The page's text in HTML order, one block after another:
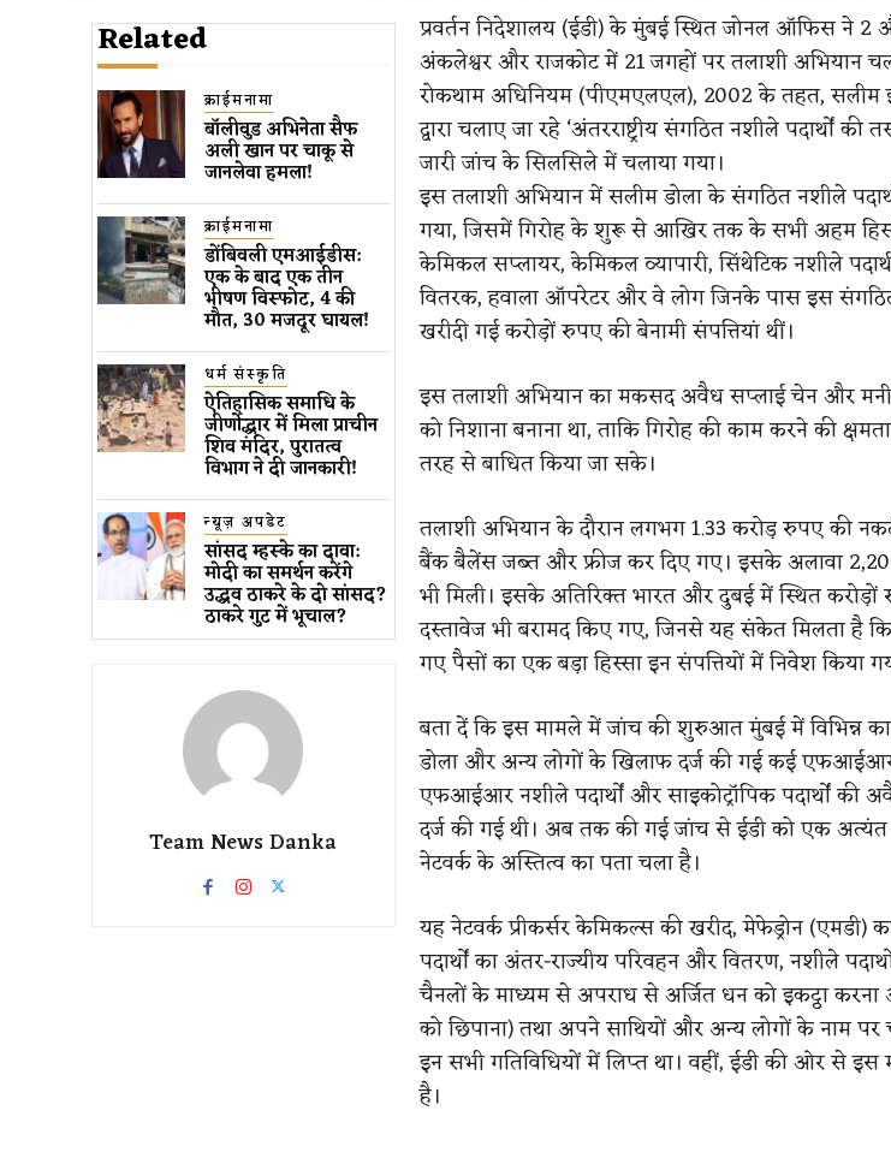
Related
क्राईमनामा
बॉलीवुड​ अभिनेता सैफ
अली खान पर चाकू से ​
जानलेवा हमला​!
क्राईमनामा
डोंबिवली एमआईडीस:
एक के बाद एक तीन
भीषण विस्फोट, 4 की
मौत, 30 मजदूर घायल!
धर्म संस्कृति
ऐतिहासिक समाधि के
जीर्णोद्धार में मिला प्राचीन
शिव मंदिर, पुरातत्व
विभाग ने दी जानकारी!
न्यूज़ अपडेट
सांसद म्हस्के का दावा:
मोदी का समर्थन करेंगे
उद्धव ठाकरे के दो सांसद?
ठाकरे गुट में भूचाल?
Team News Danka
प्रवर्तन निदेशालय (ईडी) के मुंबई स्थित जोनल ऑफिस ने
अंकलेश्वर और राजकोट में 21 जगहों पर तलाशी अभियान
रोकथाम अधिनियम (पीएमएलएल), 2002 के तहत, सलीम
द्वारा चलाए जा रहे ‘अंतरराष्ट्रीय संगठित नशीले पदार्थों
जारी जांच के सिलसिले में चलाया गया।
इस तलाशी अभियान में सलीम डोला के संगठित नशीले
गया, जिसमें गिरोह के शुरू से आखिर तक के सभी अहम
केमिकल सप्लायर, केमिकल व्यापारी, सिंथेटिक नशीले पदार्थ
वितरक, हवाला ऑपरेटर और वे लोग जिनके पास इस
खरीदी गई करोड़ों रुपए की बेनामी संपत्तियां थीं।
इस तलाशी अभियान का मकसद अवैध सप्लाई चेन और मनी
को निशाना बनाना था, ताकि गिरोह की काम करने की
तरह से बाधित किया जा सके।
तलाशी अभियान के दौरान लगभग 1.33 करोड़ रुपए की
बैंक बैलेंस जब्त और फ्रीज कर दिए गए। इसके अलावा 2,200
भी मिली। इसके अतिरिक्त भारत और दुबई में स्थित
दस्तावेज भी बरामद किए गए, जिनसे यह संकेत मिलता है
गए पैसों का एक बड़ा हिस्सा इन संपत्तियों में निवेश किया
बता दें कि इस मामले में जांच की शुरुआत मुंबई में विभिन्न
डोला और अन्य लोगों के खिलाफ दर्ज की गई कई
एफआईआर नशीले पदार्थों और साइकोट्रॉपिक पदार्थों
दर्ज की गई थी। अब तक की गई जांच से ईडी को एक अत्यंत
नेटवर्क के अस्तित्व का पता चला है।
यह नेटवर्क प्रीकर्सर केमिकल्स की खरीद, मेफेड्रोन (एमडी)
पदार्थों का अंतर-राज्यीय परिवहन और वितरण, नशीले
चैनलों के माध्यम से अपराध से अर्जित धन को इकट्ठा
को छिपाना) तथा अपने साथियों और अन्य लोगों के नाम
इन सभी गतिविधियों में लिप्त था। वहीं, ईडी की ओर से
है।